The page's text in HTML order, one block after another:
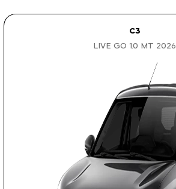
C3
LIVE GO 1.0 MT 2026